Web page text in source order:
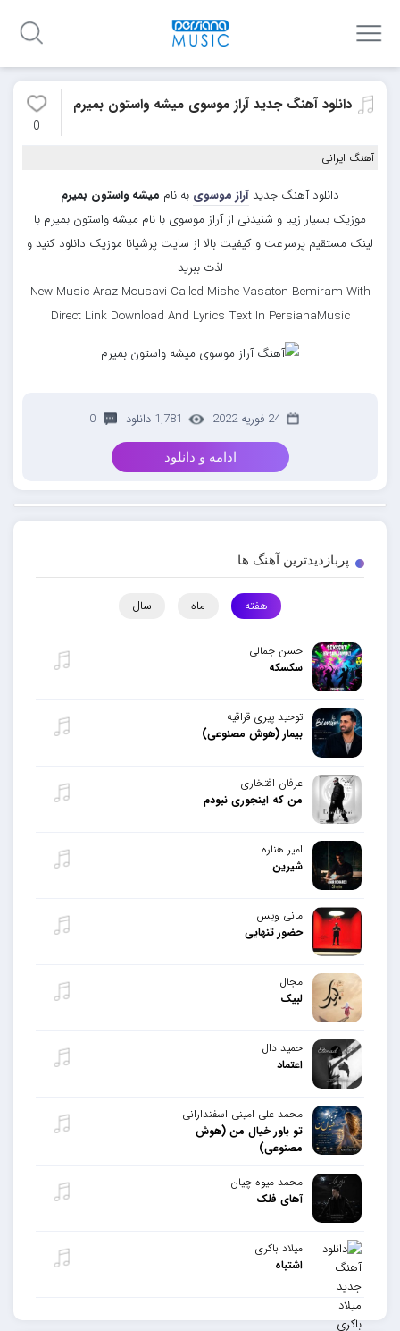
دانلود آهنگ جدید آراز موسوی میشه واستون بمیرم
0
آهنگ ایرانی
دانلود آهنگ جدید آراز موسوی به نام میشه واستون بمیرم
موزیک بسیار زیبا و شنیدنی از آراز موسوی با نام میشه واستون بمیرم با
لینک مستقیم پرسرعت و کیفیت بالا از سایت پرشیانا موزیک دانلود کنید و
لذت ببرید
New Music Araz Mousavi Called Mishe Vasaton Bemiram With
Direct Link Download And Lyrics Text In PersianaMusic
24 فوریه 2022 1,781 دانلود 0
ادامه و دانلود
پربازدیدترین آهنگ ها
هفته ماه سال
حسن جمالی
سکسکه
توحید پیری قراقیه
بیمار (هوش مصنوعی)
عرفان افتخاری
من که اینجوری نبودم
امیر هناره
شیرین
مانی ویس
حضور تنهایی
مجال
لبیک
حمید دال
اعتماد
محمد علی امینی اسفندارانی
تو باور خیال من (هوش
مصنوعی)
محمد میوه چیان
آهای فلک
میلاد باکری
اشتباه